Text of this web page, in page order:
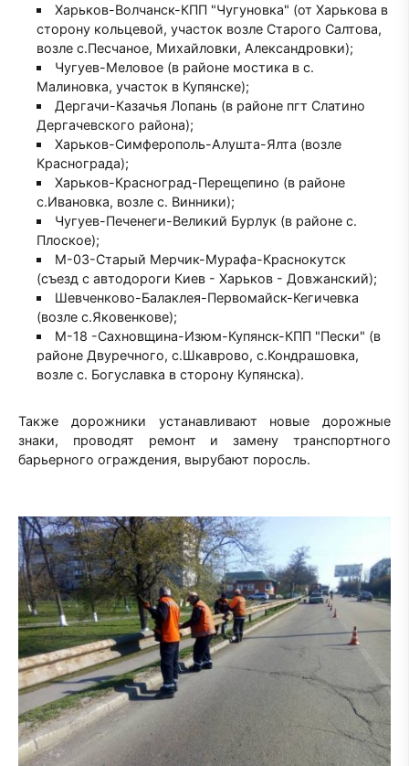
Харьков-Волчанск-КПП "Чугуновка" (от Харькова в
сторону кольцевой, участок возле Старого Салтова,
возле с.Песчаное, Михайловки, Александровки);
Чугуев-Меловое (в районе мостика в с.
Малиновка, участок в Купянске);
Дергачи-Казачья Лопань (в районе пгт Слатино
Дергачевского района);
Харьков-Симферополь-Алушта-Ялта (возле
Краснограда);
Харьков-Красноград-Перещепино (в районе
с.Ивановка, возле с. Винники);
Чугуев-Печенеги-Великий Бурлук (в районе с.
Плоское);
М-03-Старый Мерчик-Мурафа-Краснокутск
(съезд с автодороги Киев - Харьков - Довжанский);
Шевченково-Балаклея-Первомайск-Кегичевка
(возле с.Яковенкове);
М-18 -Сахновщина-Изюм-Купянск-КПП "Пески" (в
районе Двуречного, с.Шкаврово, с.Кондрашовка,
возле с. Богуславка в сторону Купянска).
Также дорожники устанавливают новые дорожные
знаки, проводят ремонт и замену транспортного
барьерного ограждения, вырубают поросль.